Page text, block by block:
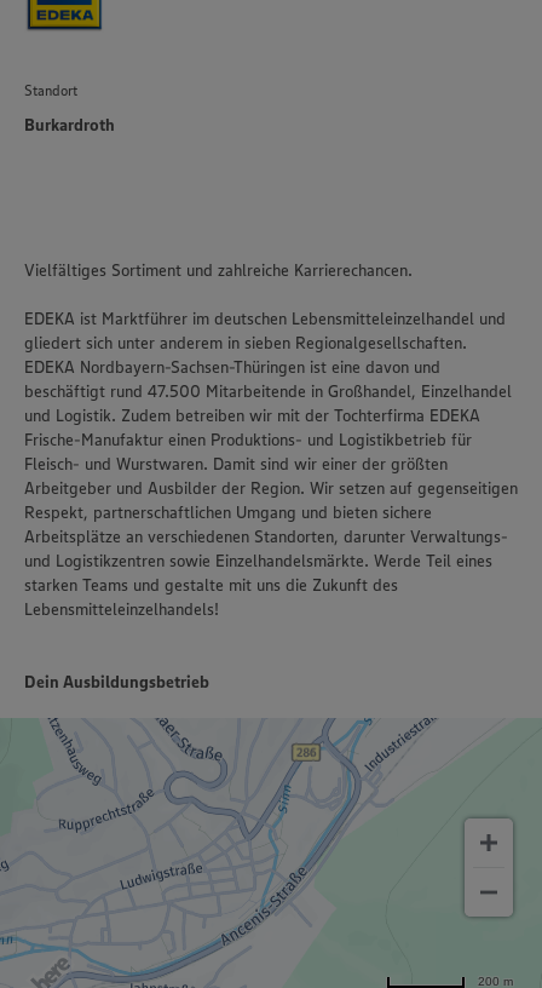
Standort
Burkardroth
Vielfältiges Sortiment und zahlreiche Karrierechancen.
EDEKA ist Marktführer im deutschen Lebensmitteleinzelhandel und
gliedert sich unter anderem in sieben Regionalgesellschaften.
EDEKA Nordbayern-Sachsen-Thüringen ist eine davon und
beschäftigt rund 47.500 Mitarbeitende in Großhandel, Einzelhandel
und Logistik. Zudem betreiben wir mit der Tochterfirma EDEKA
Frische-Manufaktur einen Produktions- und Logistikbetrieb für
Fleisch- und Wurstwaren. Damit sind wir einer der größten
Arbeitgeber und Ausbilder der Region. Wir setzen auf gegenseitigen
Respekt, partnerschaftlichen Umgang und bieten sichere
Arbeitsplätze an verschiedenen Standorten, darunter Verwaltungs-
und Logistikzentren sowie Einzelhandelsmärkte. Werde Teil eines
starken Teams und gestalte mit uns die Zukunft des
Lebensmitteleinzelhandels!
Dein Ausbildungsbetrieb
200 m